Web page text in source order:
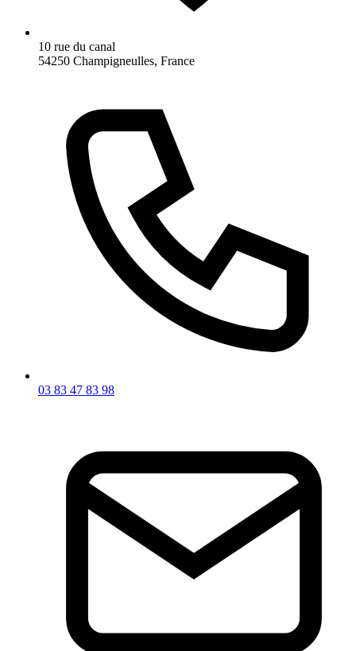
10 rue du canal
54250 Champigneulles, France
03 83 47 83 98